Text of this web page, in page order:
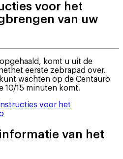
voor het
van uw
komt u uit de
eerste zebrapad over.
wachten op de Centauro
10/15 minuten komt.
voor het
van het